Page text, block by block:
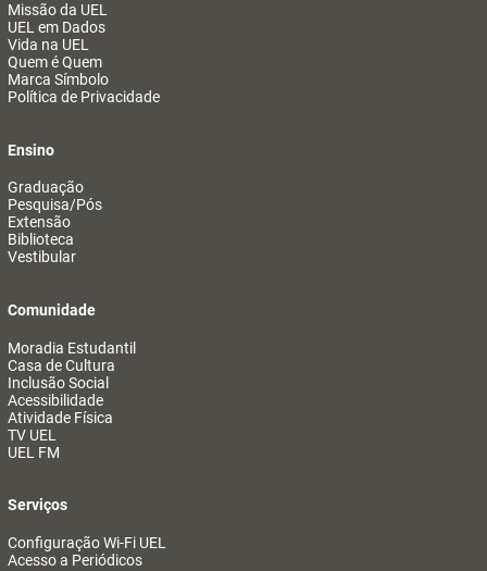
Missão da UEL
UEL em Dados
Vida na UEL
Quem é Quem
Marca Símbolo
Política de Privacidade
Ensino
Graduação
Pesquisa/Pós
Extensão
Biblioteca
Vestibular
Comunidade
Moradia Estudantil
Casa de Cultura
Inclusão Social
Acessibilidade
Atividade Física
TV UEL
UEL FM
Serviços
Configuração Wi-Fi UEL
Acesso a Periódicos